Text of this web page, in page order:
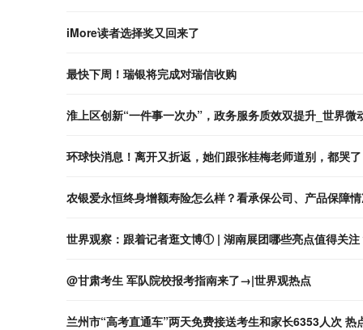
iMore读者选择奖又回来了
最快下周！瑞银将完成对瑞信收购
淮上区创新“一件事一次办”，政务服务质效双提升_世界微
环球快消息！离开又折返，她们跟张桂梅老师道别，都哭了
农银爱永恒终身增额寿险怎么样？看承保公司、产品保障
世界观察：跟着记者逛文博① | 湖南展团哪些亮点值得关注
@甘肃考生 军队院校报考指南来了→|世界观热点
兰州市“高考直通车”两天免费接送考生和家长6353人次 热